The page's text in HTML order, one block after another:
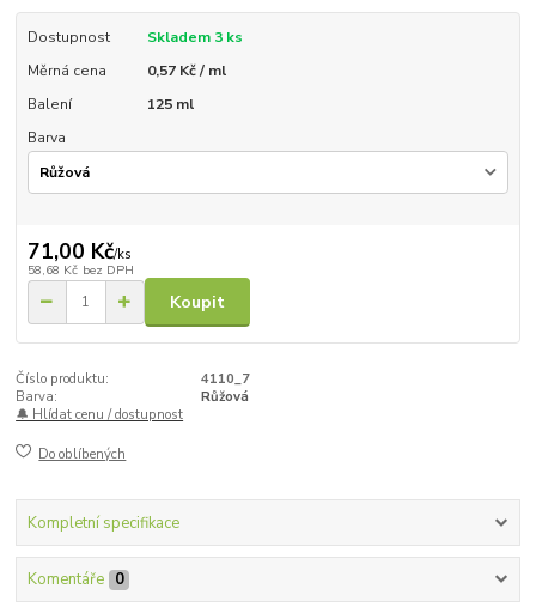
Dostupnost
Skladem 3 ks
Měrná cena
0,57 Kč / ml
Balení
125 ml
Barva
71,00 Kč/ks
58,68 Kč bez DPH
Koupit
Číslo produktu:
4110_7
Barva:
Růžová
🔔 Hlídat cenu / dostupnost
Do oblíbených
Kompletní specifikace
Komentáře 0